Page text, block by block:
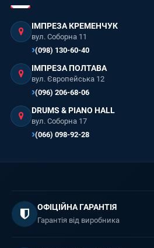
ІМПРЕЗА КРЕМЕНЧУК
вул. Соборна 11
(098) 130-60-40
ІМПРЕЗА ПОЛТАВА
вул. Європейська 12
(096) 206-68-06
DRUMS & PIANO HALL
вул. Соборна 17
(066) 098-92-28
ОФІЦІЙНА ГАРАНТІЯ
Гарантія від виробника